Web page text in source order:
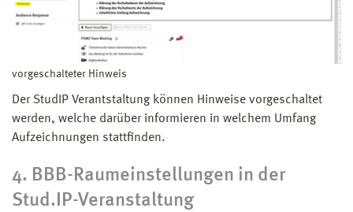
vorgeschalteter Hinweis
Der StudIP Verantstaltung können Hinweise vorgeschaltet
werden, welche darüber informieren in welchem Umfang
Aufzeichnungen stattfinden.
4. BBB-Raumeinstellungen in der
Stud.IP-Veranstaltung